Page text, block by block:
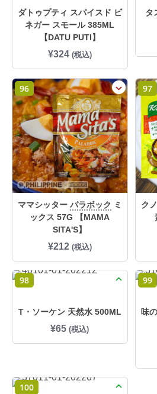
ダトゥプティ スパイスド ビ
ネガー スモール 385ML
【DATU PUTI】
¥324 (税込)
タ
96
ママシッター パラボック ミ
ックス 57G 【MAMA
SITA'S】
¥212 (税込)
97
ク
98
T・ソーケン 天然水 500ML
¥65 (税込)
99
味
100